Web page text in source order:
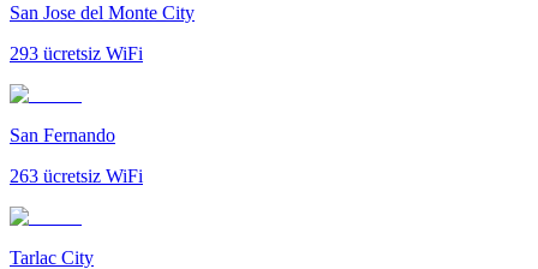
San Jose del Monte City
293 ücretsiz WiFi
San Fernando
263 ücretsiz WiFi
Tarlac City